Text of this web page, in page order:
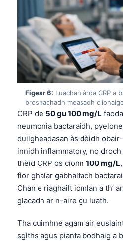
Figear 6: Luachan àrda CRP a
brosnachadh measadh
CRP de 50 gu 100 mg/L
neumonia bactaraidh,
duilgheadasan às dèidh
innidh inflammatory, no droch
thèid CRP os cionn 100 mg/L
fìor ghalar gabhaltach
Chan e riaghailt iomlan a th’
glacadh ar n-aire gu luath.
Tha cuimhne agam air
sgìths agus pianta bodhaig a
Eesti
Čeština
ქართული
Русский
Lietuvių kalba
Polski
한국어
Slovenščina
Magyar
Shqip
বাংলা
اردو
मराठी
తెలుగు